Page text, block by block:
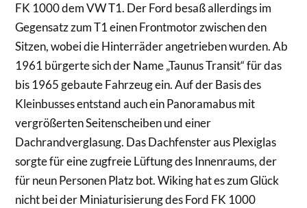
FK 1000 dem VW T1. Der Ford besaß allerdings im
Gegensatz zum T1 einen Frontmotor zwischen den
Sitzen, wobei die Hinterräder angetrieben wurden. Ab
1961 bürgerte sich der Name „Taunus Transit“ für das
bis 1965 gebaute Fahrzeug ein. Auf der Basis des
Kleinbusses entstand auch ein Panoramabus mit
vergrößerten Seitenscheiben und einer
Dachrandverglasung. Das Dachfenster aus Plexiglas
sorgte für eine zugfreie Lüftung des Innenraums, der
für neun Personen Platz bot. Wiking hat es zum Glück
nicht bei der Miniaturisierung des Ford FK 1000